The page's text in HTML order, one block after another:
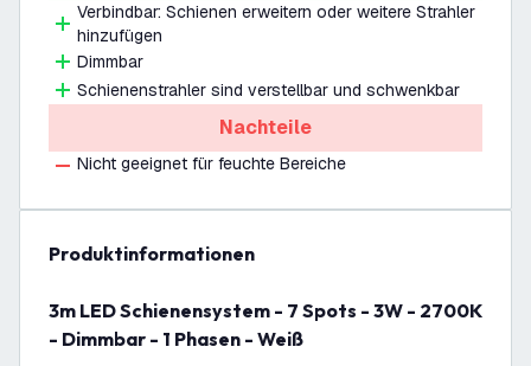
Verbindbar: Schienen erweitern oder weitere Strahler
hinzufügen
Dimmbar
Schienenstrahler sind verstellbar und schwenkbar
Nachteile
Nicht geeignet für feuchte Bereiche
Produktinformationen
3m LED Schienensystem - 7 Spots - 3W - 2700K
- Dimmbar - 1 Phasen - Weiß